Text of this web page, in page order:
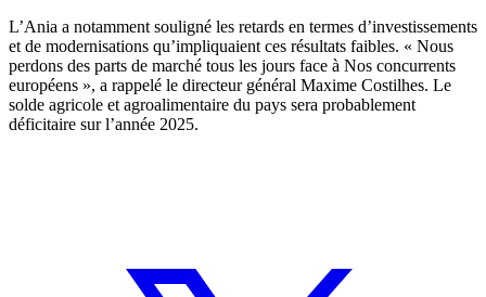
L’Ania a notamment souligné les retards en termes d’investissements
et de modernisations qu’impliquaient ces résultats faibles. « Nous
perdons des parts de marché tous les jours face à Nos concurrents
européens », a rappelé le directeur général Maxime Costilhes. Le
solde agricole et agroalimentaire du pays sera probablement
déficitaire sur l’année 2025.